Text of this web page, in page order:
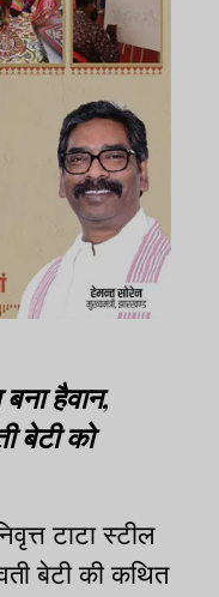
हैवान,
बेटी को
टाटा स्टील
बेटी की कथित